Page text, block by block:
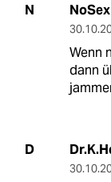
N NoSex
Wenn
dann
D